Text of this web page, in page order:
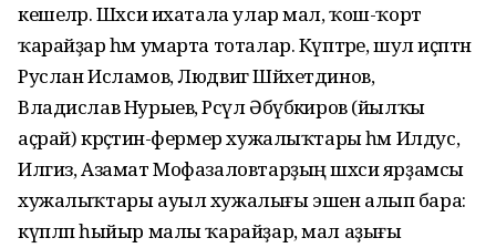
кешеләр. Шәхси ихатала улар мал, ҡош-ҡорт
ҡарайҙар һәм умарта тоталар. Күптәре, шул иҫәптән
Руслан Исламов, Людвиг Шәйхетдинов,
Владислав Нурыев, Рәсүл Әбүбәкиров (йылҡы
аҫрай) крәҫтиән-фермер хужалыҡтары һәм Илдус,
Илгиз, Азамат Мофазаловтарҙың шәхси ярҙамсы
хужалыҡтары ауыл хужалығы эшен алып бара:
күпләп һыйыр малы ҡарайҙар, мал аҙығы